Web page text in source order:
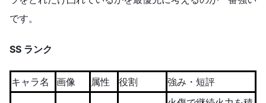
です。
SS ランク
キャラ名 画像 属性 役割 強み・短評